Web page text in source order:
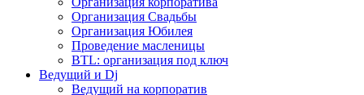
Организация Свадьбы
Организация Юбилея
Проведение масленицы
BTL: организация под ключ
Ведущий и Dj
Ведущий на корпоратив